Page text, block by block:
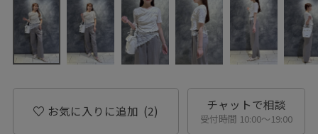
お気に入りに追加 (2) チャットで相談
受付時間 10:00〜19:00